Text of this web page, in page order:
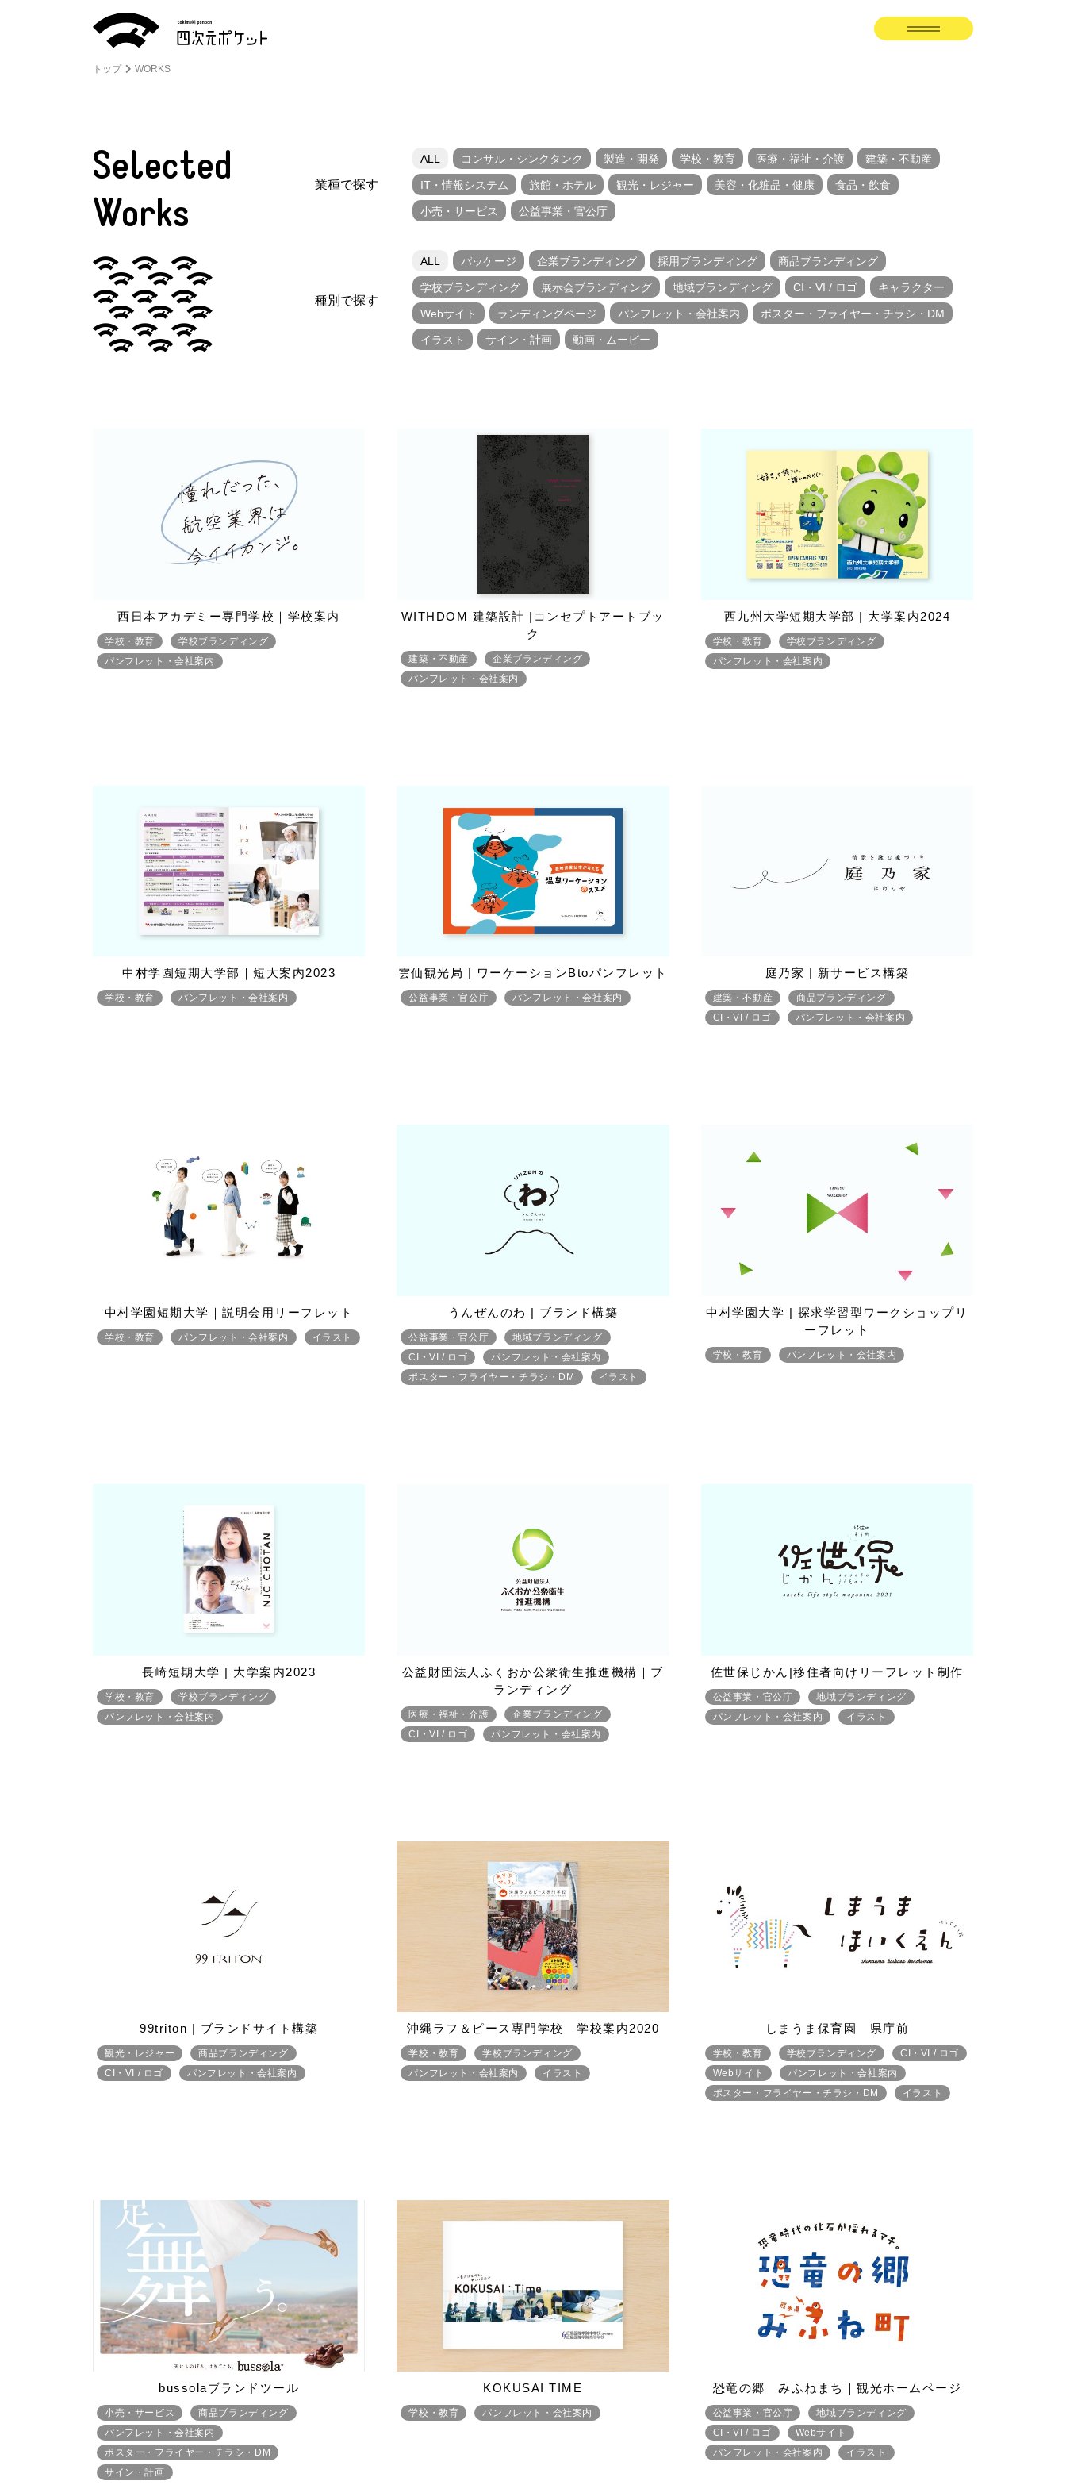
トップ WORKS
Selected
Works
業種で探す
ALL コンサル・シンクタンク 製造・開発 学校・教育 医療・福祉・介護 建築・不動産
IT・情報システム 旅館・ホテル 観光・レジャー 美容・化粧品・健康 食品・飲食
小売・サービス 公益事業・官公庁
種別で探す
ALL パッケージ 企業ブランディング 採用ブランディング 商品ブランディング
学校ブランディング 展示会ブランディング 地域ブランディング CI・VI / ロゴ キャラクター
Webサイト ランディングページ パンフレット・会社案内 ポスター・フライヤー・チラシ・DM
イラスト サイン・計画 動画・ムービー
西日本アカデミー専門学校｜学校案内
学校・教育
学校ブランディング
パンフレット・会社案内
WITHDOM 建築設計 |コンセプトアートブッ
ク
建築・不動産
企業ブランディング
パンフレット・会社案内
西九州大学短期大学部 | 大学案内2024
学校・教育
学校ブランディング
パンフレット・会社案内
中村学園短期大学部｜短大案内2023
学校・教育 パンフレット・会社案内
雲仙観光局 | ワーケーションBtoパンフレット
公益事業・官公庁 パンフレット・会社案内
庭乃家 | 新サービス構築
建築・不動産
商品ブランディング
CI・VI / ロゴ
パンフレット・会社案内
中村学園短期大学｜説明会用リーフレット
学校・教育 パンフレット・会社案内 イラスト
うんぜんのわ | ブランド構築
公益事業・官公庁
地域ブランディング
CI・VI / ロゴ
パンフレット・会社案内
ポスター・フライヤー・チラシ・DM
イラスト
中村学園大学 | 探求学習型ワークショップリ
ーフレット
学校・教育 パンフレット・会社案内
長崎短期大学 | 大学案内2023
学校・教育
学校ブランディング
パンフレット・会社案内
公益財団法人ふくおか公衆衛生推進機構｜ブ
ランディング
医療・福祉・介護
企業ブランディング
CI・VI / ロゴ
パンフレット・会社案内
佐世保じかん|移住者向けリーフレット制作
公益事業・官公庁
地域ブランディング
パンフレット・会社案内
イラスト
99triton | ブランドサイト構築
観光・レジャー
商品ブランディング
CI・VI / ロゴ
パンフレット・会社案内
沖縄ラフ＆ピース専門学校 学校案内2020
学校・教育
学校ブランディング
パンフレット・会社案内
イラスト
しまうま保育園 県庁前
学校・教育 学校ブランディング
CI・VI / ロゴ
Webサイト
パンフレット・会社案内
ポスター・フライヤー・チラシ・DM
イラスト
bussolaブランドツール
小売・サービス
商品ブランディング
パンフレット・会社案内
ポスター・フライヤー・チラシ・DM
サイン・計画
KOKUSAI TIME
学校・教育 パンフレット・会社案内
恐竜の郷 みふねまち｜観光ホームページ
公益事業・官公庁
地域ブランディング
CI・VI / ロゴ
Webサイト
パンフレット・会社案内
イラスト